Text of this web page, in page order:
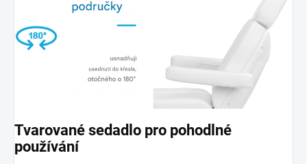
Tvarované sedadlo pro pohodlné
používání